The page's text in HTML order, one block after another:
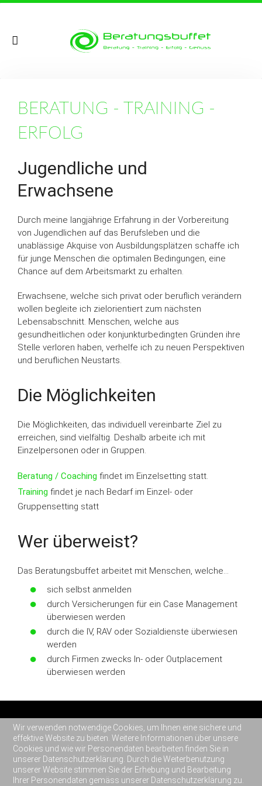
BERATUNG - TRAINING -
ERFOLG
Jugendliche und
Erwachsene
Durch meine langjährige Erfahrung in der Vorbereitung
von Jugendlichen auf das Berufsleben und die
unablässige Akquise von Ausbildungsplätzen schaffe ich
für junge Menschen die optimalen Bedingungen, eine
Chance auf dem Arbeitsmarkt zu erhalten.
Erwachsene, welche sich privat oder beruflich verändern
wollen begleite ich zielorientiert zum nächsten
Lebensabschnitt. Menschen, welche aus
gesundheitlichen oder konjunkturbedingten Gründen ihre
Stelle verloren haben, verhelfe ich zu neuen Perspektiven
und beruflichen Neustarts.
Die Möglichkeiten
Die Möglichkeiten, das individuell vereinbarte Ziel zu
erreichen, sind vielfältig. Deshalb arbeite ich mit
Einzelpersonen oder in Gruppen.
Beratung / Coaching findet im Einzelsetting statt.
Training findet je nach Bedarf im Einzel- oder
Gruppensetting statt
Wer überweist?
Das Beratungsbuffet arbeitet mit Menschen, welche...
sich selbst anmelden
durch Versicherungen für ein Case Management
überwiesen werden
durch die IV, RAV oder Sozialdienste überwiesen
werden
durch Firmen zwecks In- oder Outplacement
überwiesen werden
© 2026Beratungsbuffet AG
Stettbachstrasse 6
CH-8600 Dübendorf
Tel+41 44 545 39 90
Impressum
Haftungsausschluss & Datenschutzerklärung
Wir verwenden notwendige Cookies, um Ihnen eine sichere und
effektive Website zu bieten. Weitere Informationen über unsere
Cookies und wie wir Personendaten bearbeiten finden Sie in
unserer Datenschutzerklärung. Durch die Weiterbenutzung
unserer Website stimmen Sie der Erhebung und Bearbeitung
Ihrer Personendaten gemäss unserer Datenschutzerklärung zu.